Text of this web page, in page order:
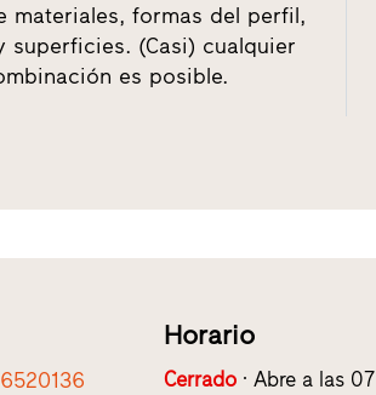
materiales, formas del perfil,
superficies. (Casi) cualquier
es posible.
Horario
Cerrado Abre a las